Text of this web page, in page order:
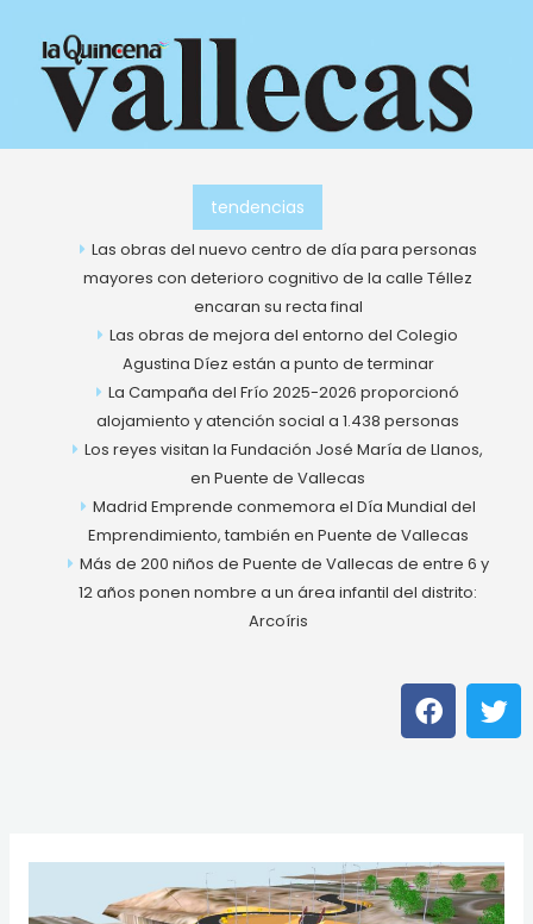
contenido
tendencias
Las obras del nuevo centro de día para personas
mayores con deterioro cognitivo de la calle Téllez
encaran su recta final
Las obras de mejora del entorno del Colegio
Agustina Díez están a punto de terminar
La Campaña del Frío 2025-2026 proporcionó
alojamiento y atención social a 1.438 personas
Los reyes visitan la Fundación José María de Llanos,
en Puente de Vallecas
Madrid Emprende conmemora el Día Mundial del
Emprendimiento, también en Puente de Vallecas
Más de 200 niños de Puente de Vallecas de entre 6 y
12 años ponen nombre a un área infantil del distrito:
Arcoíris
F
a
c
o
k
T
w
i
r